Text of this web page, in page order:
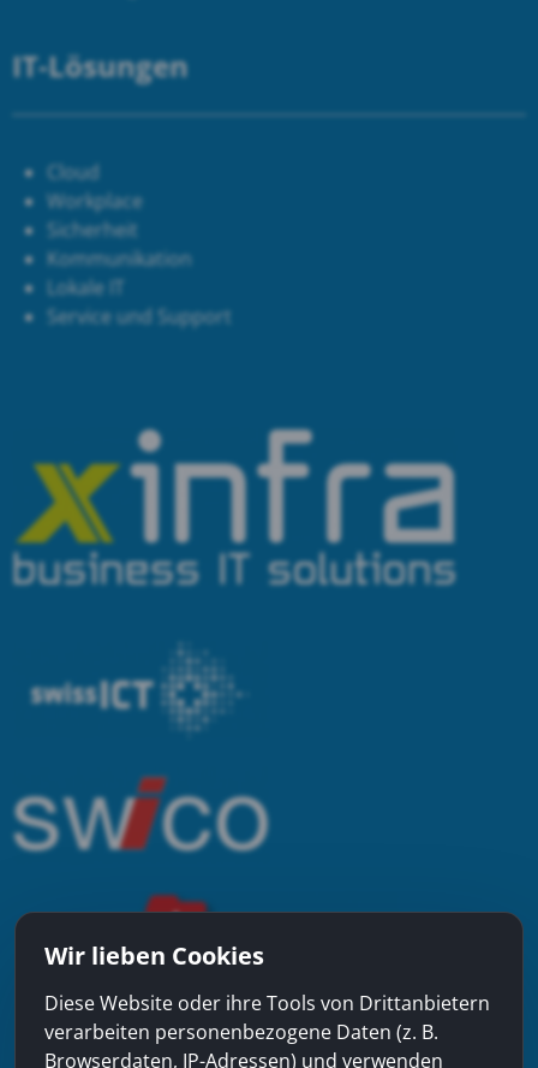
IT-Lösungen
Cloud
Workplace
Sicherheit
Kommunikation
Lokale IT
Service und Support
Wir lieben Cookies
Diese Website oder ihre Tools von Drittanbietern
verarbeiten personenbezogene Daten (z. B.
Browserdaten, IP-Adressen) und verwenden